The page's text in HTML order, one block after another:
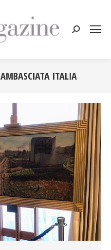
Cerca:
AMBASCIATA ITALIA